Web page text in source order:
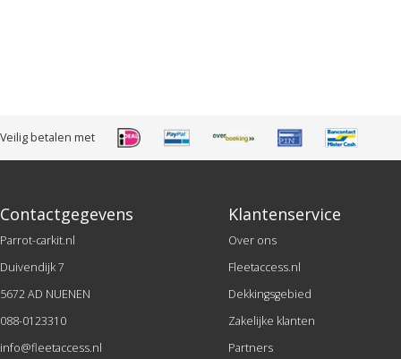
Veilig betalen met
Contactgegevens
Parrot-carkit.nl
Duivendijk 7
5672 AD NUENEN
088-0123310
info@fleetaccess.nl
Klantenservice
Over ons
Fleetaccess.nl
Dekkingsgebied
Zakelijke klanten
Partners